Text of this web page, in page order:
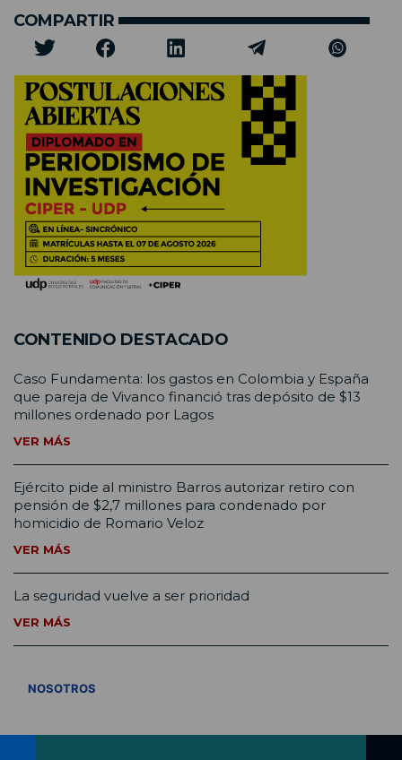
COMPARTIR
CONTENIDO DESTACADO
Caso Fundamenta: los gastos en Colombia y España
que pareja de Vivanco financió tras depósito de $13
millones ordenado por Lagos
VER MÁS
Ejército pide al ministro Barros autorizar retiro con
pensión de $2,7 millones para condenado por
homicidio de Romario Veloz
VER MÁS
La seguridad vuelve a ser prioridad
VER MÁS
NOSOTROS